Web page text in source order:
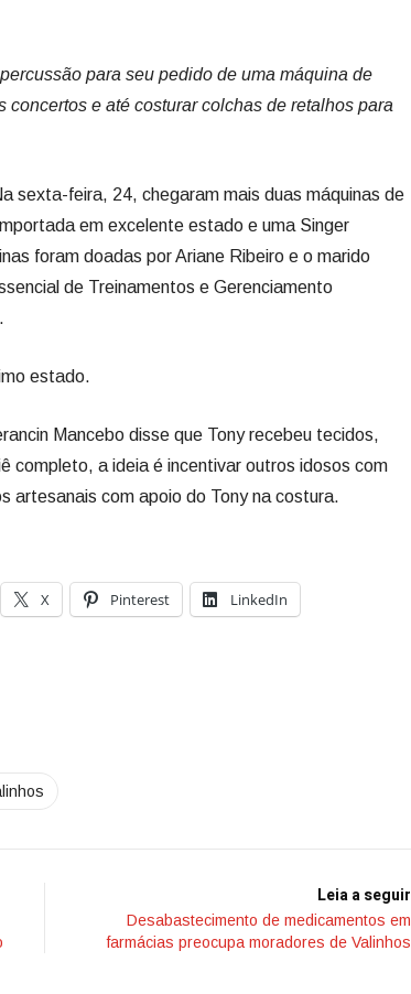
para seu pedido de uma máquina de
e até costurar colchas de retalhos para
sexta-feira, 24, chegaram mais duas máquinas de
em excelente estado e uma Singer
foram doadas por Ariane Ribeiro e o marido
de Treinamentos e Gerenciamento
estado.
Mancebo disse que Tony recebeu tecidos,
completo, a ideia é incentivar outros idosos com
artesanais com apoio do Tony na costura.
X Pinterest LinkedIn
Leia a seguir
Desabastecimento de medicamentos em
farmácias preocupa moradores de Valinhos